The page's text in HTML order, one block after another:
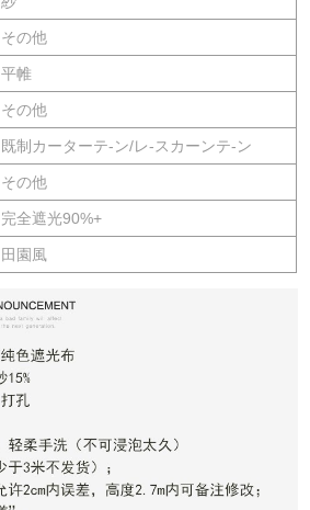
その他
平帷
その他
既制カーターテ-ン/レ-スカーンテ-ン
その他
完全遮光90%+
田園風